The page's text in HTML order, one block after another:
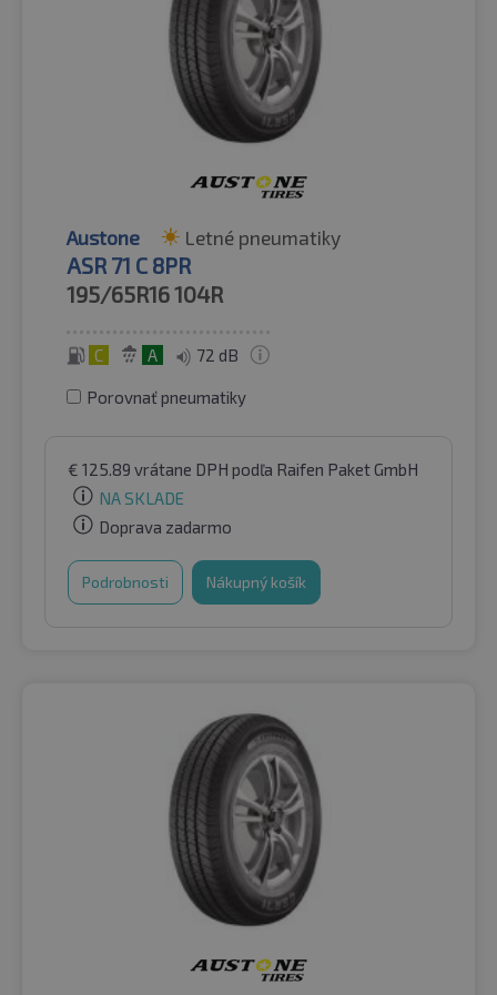
Austone Letné pneumatiky
ASR 71 C 8PR
195/65R16104R
C A 72 dB
Porovnať pneumatiky
€ 125.89 vrátane DPH podľa Raifen Paket GmbH
NA SKLADE
Doprava zadarmo
Podrobnosti Nákupný košík